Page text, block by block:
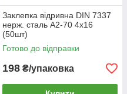
Заклепка відривна DIN 7337
нерж. сталь А2-70 4х16
(50шт)
Готово до відправки
198 ₴/упаковка